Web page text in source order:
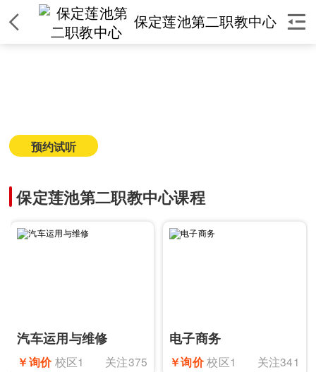
保定莲池第二职教中心
 
预约试听
保定莲池第二职教中心课程
汽车运用与维修
￥询价 校区1 关注375
电子商务
￥询价校区1 关注341